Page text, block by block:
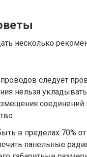
несколько
следует
нельзя
в пределах 70%
панельные